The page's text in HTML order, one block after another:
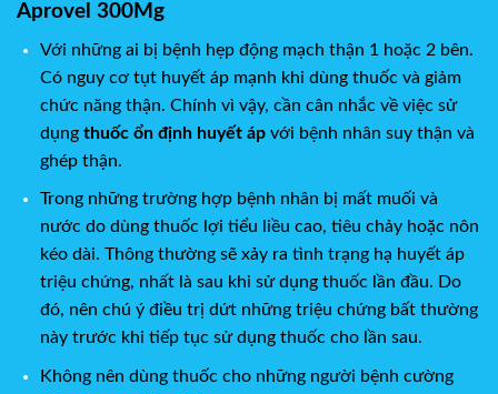
Aprovel 300Mg
Với những ai bị bệnh hẹp động mạch thận 1 hoặc 2 bên.
Có nguy cơ tụt huyết áp mạnh khi dùng thuốc và giảm
chức năng thận. Chính vì vậy, cần cân nhắc về việc sử
dụng thuốc ổn định huyết ápvới bệnh nhân suy thận và
ghép thận.
Trong những trường hợp bệnh nhân bị mất muối và
nước do dùng thuốc lợi tiểu liều cao, tiêu chảy hoặc nôn
kéo dài. Thông thường sẽ xảy ra tình trạng hạ huyết áp
triệu chứng, nhất là sau khi sử dụng thuốc lần đầu. Do
đó, nên chú ý điều trị dứt những triệu chứng bất thường
này trước khi tiếp tục sử dụng thuốc cho lần sau.
Không nên dùng thuốc cho những người bệnh cường